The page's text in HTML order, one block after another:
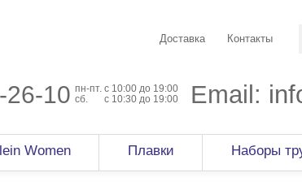
Доставка Контакты
26-10 пн-пт. c 10:00 до 19:00
сб.
с 10:30 до 19:00 Email:
Women Плавки Наборы